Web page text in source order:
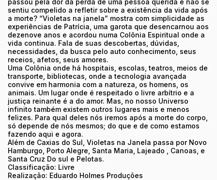
sentiu compelido a refletir sobre a existência da vida após
a morte? “Violetas na janela” mostra com simplicidade as
experiências de Patrícia, uma garota que desencarnou aos
dezenove anos e acordou numa Colônia Espiritual onde a
vida continua. Fala de suas descobertas, dúvidas,
necessidades, da busca pelo auto conhecimento, seus
receios, afetos, seus amores.
Uma Colônia onde há hospitais, escolas, teatros, meios de
transporte, bibliotecas, onde a tecnologia avançada
convive em harmonia com a natureza, os homens, os
animais. Um lugar onde é respeitado o livre arbítrio e a
justiça reinante é a do amor. Mas, no nosso Universo
infinito também existem outros lugares mais e menos
felizes. Para qual deles nós iremos após a morte do corpo,
só depende de nós mesmos; do que e de como estamos
fazendo aqui e agora.
Além de Caxias do Sul, Violetas na Janela passa por Novo
Hamburgo, Porto Alegre, Santa Maria, Lajeado , Canoas, e
Santa Cruz Do sul e Pelotas.
Classificação: Livre
Realização: Eduardo Holmes Produções